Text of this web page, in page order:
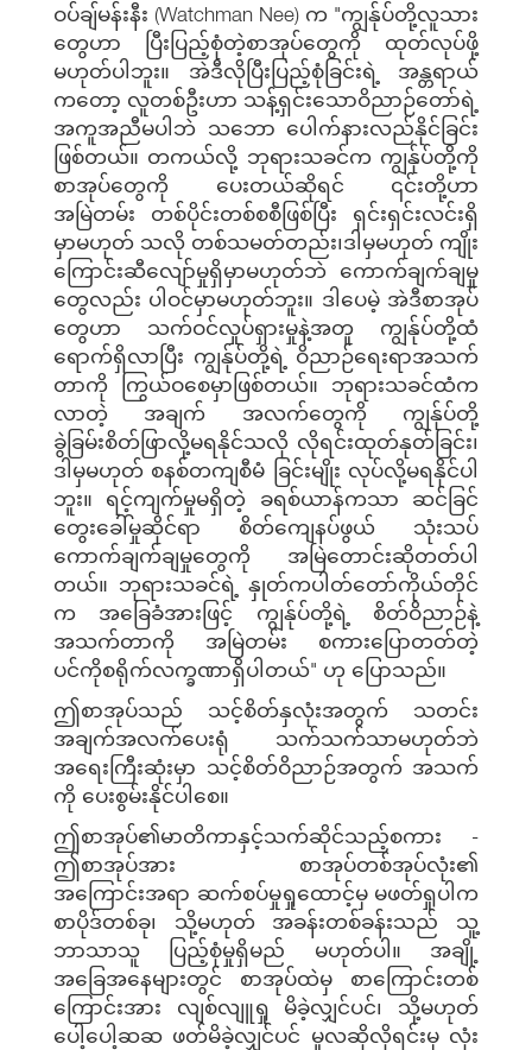
ဝပ်ချ်မန်းနီး (Watchman Nee) က "ကျွန်ုပ်တို့လူသား
တွေဟာ ပြီးပြည့်စုံတဲ့စာအုပ်တွေကို ထုတ်လုပ်ဖို့
မဟုတ်ပါဘူး။ အဲဒီလိုပြီးပြည့်စုံခြင်းရဲ့ အန္တရာယ်
ကတော့ လူတစ်ဦးဟာ သန့်ရှင်းသောဝိညာဉ်တော်ရဲ့
အကူအညီမပါဘဲ သဘော ပေါက်နားလည်နိုင်ခြင်း
ဖြစ်တယ်။ တကယ်လို့ ဘုရားသခင်က ကျွန်ုပ်တို့ကို
စာအုပ်တွေကို ပေးတယ်ဆိုရင် ၎င်းတို့ဟာ
အမြဲတမ်း တစ်ပိုင်းတစ်စစီဖြစ်ပြီး ရှင်းရှင်းလင်းရှိ
မှာမဟုတ် သလို တစ်သမတ်တည်း၊ဒါမှမဟုတ် ကျိုး
ကြောင်းဆီလျော်မှုရှိမှာမဟုတ်ဘဲ ကောက်ချက်ချမှု
တွေလည်း ပါဝင်မှာမဟုတ်ဘူး။ ဒါပေမဲ့ အဲဒီစာအုပ်
တွေဟာ သက်ဝင်လှုပ်ရှားမှုနဲ့အတူ ကျွန်ုပ်တို့ထံ
ရောက်ရှိလာပြီး ကျွန်ုပ်တို့ရဲ့ ဝိညာဉ်ရေးရာအသက်
တာကို ကြွယ်ဝစေမှာဖြစ်တယ်။ ဘုရားသခင်ထံက
လာတဲ့ အချက် အလက်တွေကို ကျွန်ုပ်တို့
ခွဲခြမ်းစိတ်ဖြာလို့မရနိုင်သလို လိုရင်းထုတ်နုတ်ခြင်း၊
ဒါမှမဟုတ် စနစ်တကျစီမံ ခြင်းမျိုး လုပ်လို့မရနိုင်ပါ
ဘူး။ ရင့်ကျက်မှုမရှိတဲ့ ခရစ်ယာန်ကသာ ဆင်ခြင်
တွေးခေါ်မှုဆိုင်ရာ စိတ်ကျေနပ်ဖွယ် သုံးသပ်
ကောက်ချက်ချမှုတွေကို အမြဲတောင်းဆိုတတ်ပါ
တယ်။ ဘုရားသခင်ရဲ့ နှုတ်ကပါတ်တော်ကိုယ်တိုင်
က အခြေခံအားဖြင့် ကျွန်ုပ်တို့ရဲ့ စိတ်ဝိညာဉ်နဲ့
အသက်တာကို အမြဲတမ်း စကားပြောတတ်တဲ့
ပင်ကိုစရိုက်လက္ခဏာရှိပါတယ်" ဟု ပြောသည်။
ဤစာအုပ်သည် သင့်စိတ်နှလုံးအတွက် သတင်း
အချက်အလက်ပေးရုံ သက်သက်သာမဟုတ်ဘဲ
အရေးကြီးဆုံးမှာ သင့်စိတ်ဝိညာဉ်အတွက် အသက်
ကို ပေးစွမ်းနိုင်ပါစေ။
ဤစာအုပ်၏မာတိကာနှင့်သက်ဆိုင်သည့်စကား -
ဤစာအုပ်အား စာအုပ်တစ်အုပ်လုံး၏
အကြောင်းအရာ ဆက်စပ်မှုရှုထောင့်မှ မဖတ်ရှုပါက
စာပိုဒ်တစ်ခု၊ သို့မဟုတ် အခန်းတစ်ခန်းသည် သူ့
ဘာသာသူ ပြည့်စုံမှုရှိမည် မဟုတ်ပါ။ အချို့
အခြေအနေများတွင် စာအုပ်ထဲမှ စာကြောင်းတစ်
ကြောင်းအား လျစ်လျူရှု မိခဲ့လျှင်ပင်၊ သို့မဟုတ်
ပေါ့ပေါ့ဆဆ ဖတ်မိခဲ့လျှင်ပင် မူလဆိုလိုရင်းမှ လုံး